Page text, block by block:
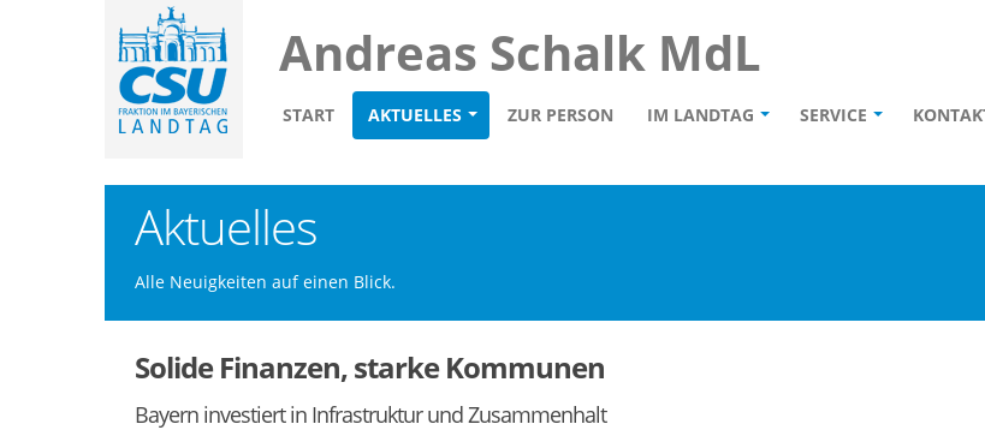
Andreas Schalk MdL
START AKTUELLES ZUR PERSON IM LANDTAG SERVICE
Aktuelles
Alle Neuigkeiten auf einen Blick.
Solide Finanzen, starke Kommunen
Bayern investiert in Infrastruktur und Zusammenhalt